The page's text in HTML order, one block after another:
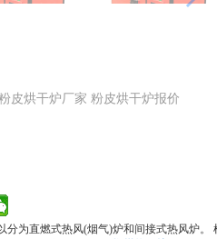
皮烘干炉厂家 粉皮烘干炉报价
分为直燃式热风(烟气)炉和间接式热风炉。